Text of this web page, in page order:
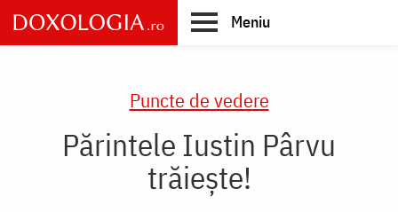
Skip
to
main
Meniu
Puncte de vedere
Părintele Iustin Pârvu
trăieşte!